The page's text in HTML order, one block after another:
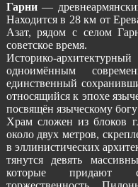
Гарни—
Находится в 28 км от
Азат, рядом с селом
советское время.
Историко-
одноимённым
единственный
относящийся к эпохе
посвящён языческому
Храм сложен из блоков
около двух метров,
в эллинистических
тянутся девять
которые придают